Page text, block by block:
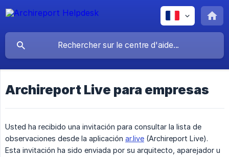
Archireport Live para empresas
Usted ha recibido una invitación para consultar la lista de
observaciones desde la aplicación ar.live (Archireport Live).
Esta invitación ha sido enviada por su arquitecto, aparejador u